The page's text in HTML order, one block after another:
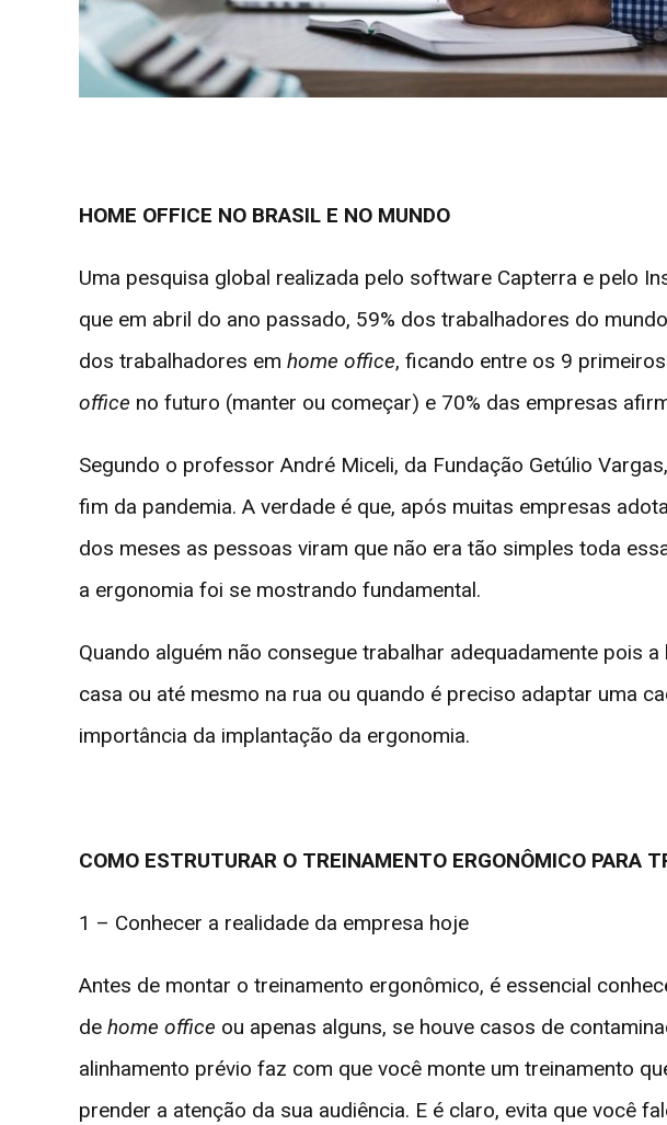
HOME OFFICE NO BRASIL E NO MUNDO
Uma pesquisa global realizada pelo software Capterra e pelo
que em abril do ano passado, 59% dos trabalhadores do
dos trabalhadores em home office, ficando entre os 9
office no futuro (manter ou começar) e 70% das empresas
Segundo o professor André Miceli, da Fundação Getúlio
fim da pandemia. A verdade é que, após muitas empresas
dos meses as pessoas viram que não era tão simples toda
a ergonomia foi se mostrando fundamental.
Quando alguém não consegue trabalhar adequadamente pois
casa ou até mesmo na rua ou quando é preciso adaptar uma
importância da implantação da ergonomia.
COMO ESTRUTURAR O TREINAMENTO ERGONÔMICO PARA
1 – Conhecer a realidade da empresa hoje
Antes de montar o treinamento ergonômico, é essencial
de home office ou apenas alguns, se houve casos de
alinhamento prévio faz com que você monte um treinamento
prender a atenção da sua audiência. E é claro, evita que você